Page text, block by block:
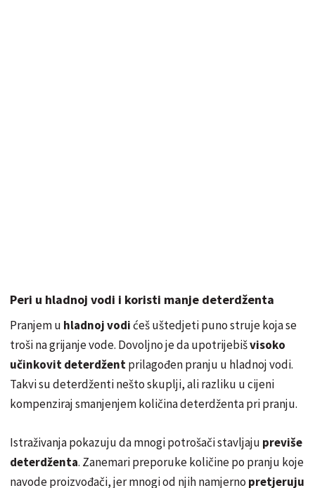
Peri u hladnoj vodi i koristi manje deterdženta
Pranjem u hladnoj vodićeš uštedjeti puno struje koja se
troši na grijanje vode. Dovoljno je da upotrijebišvisoko
učinkovit deterdžentprilagođen pranju u hladnoj vodi.
Takvi su deterdženti nešto skuplji, ali razliku u cijeni
kompenziraj smanjenjem količina deterdženta pri pranju.
Istraživanja pokazuju da mnogi potrošači stavljaju previše
deterdženta. Zanemari preporuke količine po pranju koje
navode proizvođači, jer mnogi od njih namjerno pretjeruju